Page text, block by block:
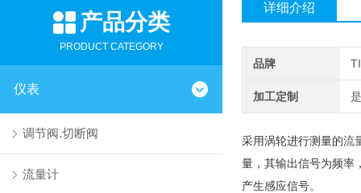
产品分类
PRODUCT CATEGORY
仪表
调节阀.切断阀
流量计
详细介绍
品牌
加工定制
采用涡轮进行测量的流
量，其输出信号为频率
产生感应信号。